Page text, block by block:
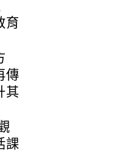
育
傳
其
課